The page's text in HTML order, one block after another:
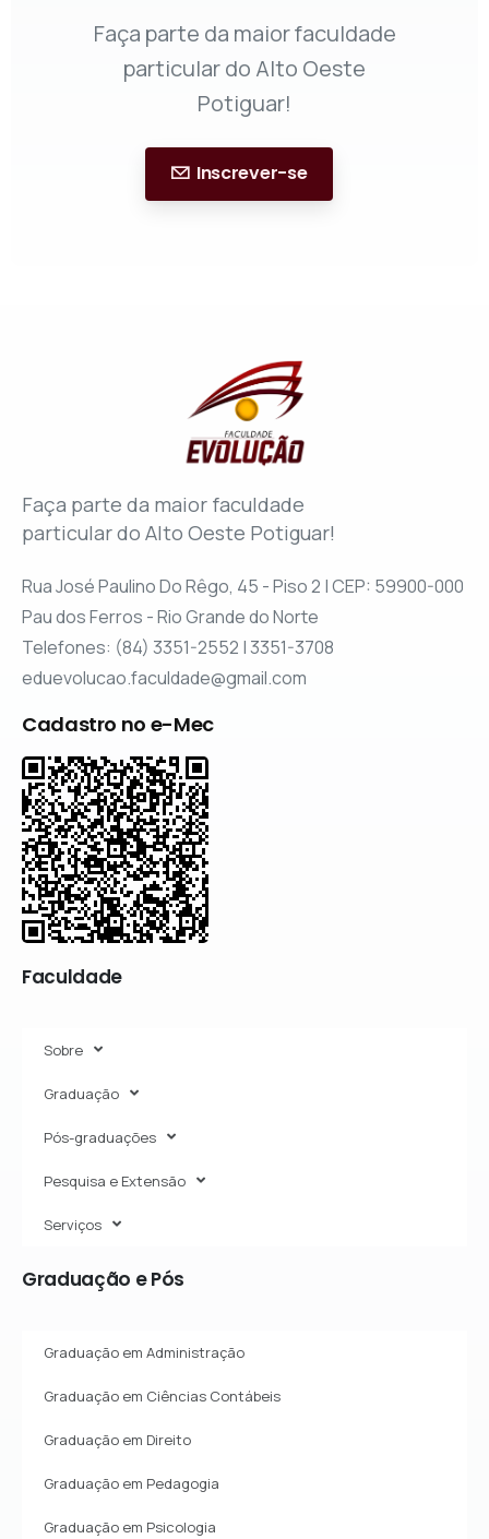
Faça parte da maior faculdade
particular do Alto Oeste
Potiguar!
Inscrever-se
Faça parte da maior faculdade
particular do Alto Oeste Potiguar!
Rua José Paulino Do Rêgo, 45 - Piso 2 | CEP: 59900-000
Pau dos Ferros - Rio Grande do Norte
Telefones: (84) 3351-2552 | 3351-3708
eduevolucao.faculdade@gmail.com
Cadastro no e-Mec
Faculdade
Sobre
Graduação
Pós-graduações
Pesquisa e Extensão
Serviços
Graduação ePós
Graduação em Administração
Graduação em Ciências Contábeis
Graduação em Direito
Graduação em Pedagogia
Graduação em Psicologia